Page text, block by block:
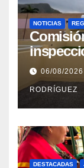
NOTICIAS
Integral
06/08/2026
RODRÍGUEZ
DESTACADAS